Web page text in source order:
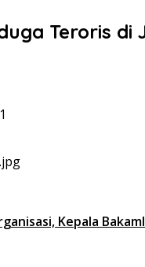
Teroris
Kepala